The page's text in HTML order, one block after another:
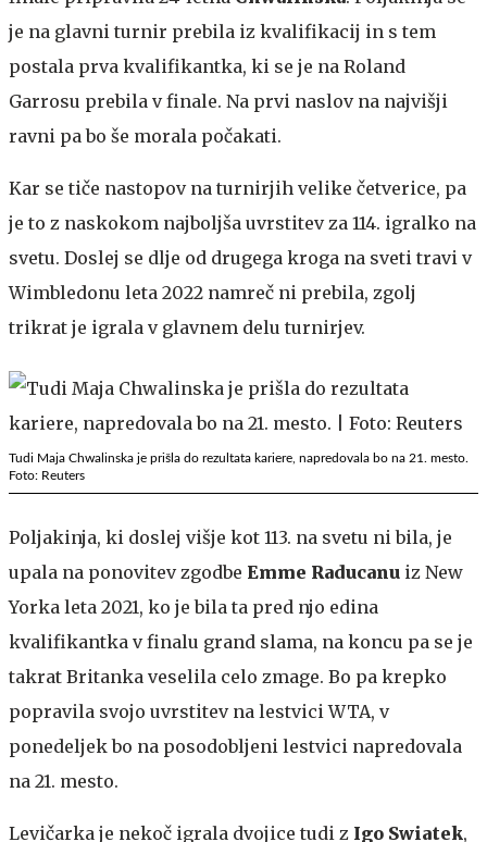
je na glavni turnir prebila iz kvalifikacij in s tem
postala prva kvalifikantka, ki se je na Roland
Garrosu prebila v finale. Na prvi naslov na najvišji
ravni pa bo še morala počakati.
Kar se tiče nastopov na turnirjih velike četverice, pa
je to z naskokom najboljša uvrstitev za 114. igralko na
svetu. Doslej se dlje od drugega kroga na sveti travi v
Wimbledonu leta 2022 namreč ni prebila, zgolj
trikrat je igrala v glavnem delu turnirjev.
Tudi Maja Chwalinska je prišla do rezultata kariere, napredovala bo na 21. mesto.
Foto: Reuters
Poljakinja, ki doslej višje kot 113. na svetu ni bila, je
upala na ponovitev zgodbe Emme Raducanu iz New
Yorka leta 2021, ko je bila ta pred njo edina
kvalifikantka v finalu grand slama, na koncu pa se je
takrat Britanka veselila celo zmage. Bo pa krepko
popravila svojo uvrstitev na lestvici WTA, v
ponedeljek bo na posodobljeni lestvici napredovala
na 21. mesto.
Levičarka je nekoč igrala dvojice tudi z Igo Swiatek,